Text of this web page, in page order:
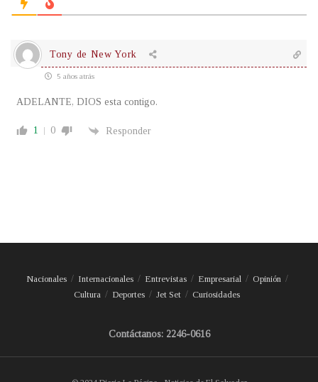
Tony de New York
5 años atrás
ADELANTE, DIOS esta contigo.
1 0 Responder
Nacionales Internacionales Entrevistas Empresarial
Opinión
Cultura
Deportes Jet Set Curiosidades
Contáctanos: 2246-0616